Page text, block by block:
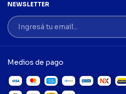
NEWSLETTER
Medios de pago